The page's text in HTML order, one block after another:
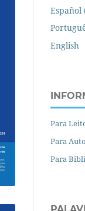
Español
English
Para
Para
Para